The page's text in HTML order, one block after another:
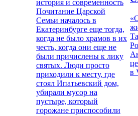
история и современность
Почитание Царской
Семьи началось в
Екатеринбурге еще тогда,
когда не было храмов в их
честь, когда они еще не
были причислены к лику
святых. Люди просто
приходили к месту, где
стоял Ипатьевский дом,
убирали мусор на
пустыре, который
горожане приспособили
в